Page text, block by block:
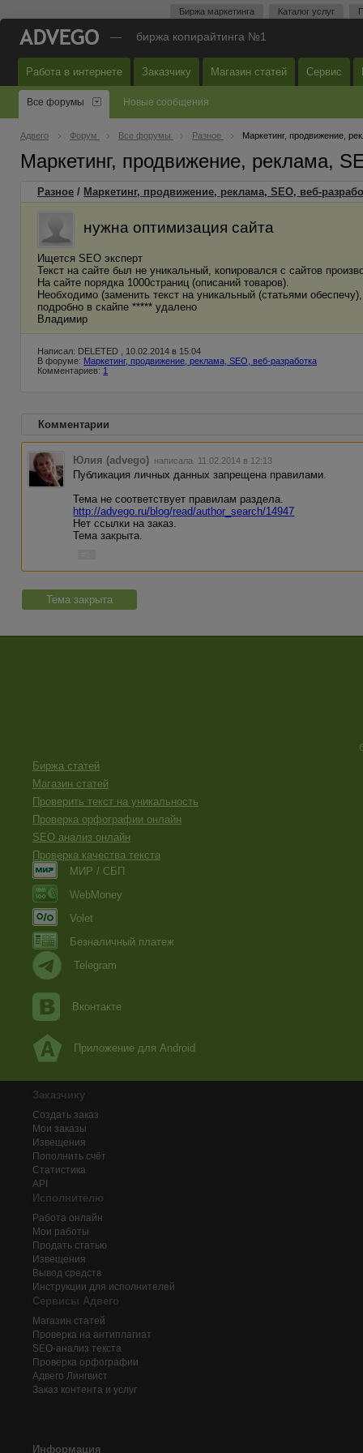
Биржа маркетинга Каталог услуг
— биржа копирайтинга №1
Работа в интернете Заказчику Магазин статей Сервис
Все форумы Новые сообщения
Адвего Форум Все форумы Разное Маркетинг, продвижение,
Маркетинг, продвижение, реклама,
Разное / Маркетинг, продвижение, реклама, SEO, веб-
нужна оптимизация сайта
Ищется SEO эксперт
Текст на сайте был не уникальный, копировался с сайтов
На сайте порядка 1000страниц (описаний товаров).
Необходимо (заменить текст на уникальный (статьями
подробно в скайпе ***** удалено
Владимир
Написал: DELETED , 10.02.2014 в 15:04
В форуме: Маркетинг, продвижение, реклама, SEO, веб-разработка
Комментариев: 1
Комментарии
Юлия (advego) написала 11.02.2014 в 12:13
Публикация личных данных запрещена правилами.
Тема не соответствует правилам раздела.
http://advego.ru/blog/read/author_search/14947
Нет ссылки на заказ.
Тема закрыта.
Тема закрыта
Биржа статей
Магазин статей
Проверить текст на уникальность
Проверка орфографии онлайн
SEO анализ онлайн
Проверка качества текста
МИР / СБП
WebMoney
Volet
Безналичный платеж
Telegram
Вконтакте
Приложение для Android
Заказчику
Создать заказ
Мои заказы
Извещения
Пополнить счёт
Статистика
API
Исполнителю
Работа онлайн
Мои работы
Продать статью
Извещения
Вывод средств
Инструкции для исполнителей
Сервисы Адвего
Магазин статей
Проверка на антиплагиат
SEO-анализ текста
Проверка орфографии
Адвего Лингвист
Заказ контента и услуг
Информация